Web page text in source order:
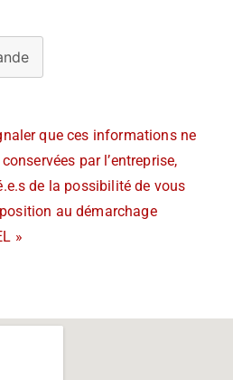
que ces informations ne
par l’entreprise,
de la possibilité de vous
au démarchage
»